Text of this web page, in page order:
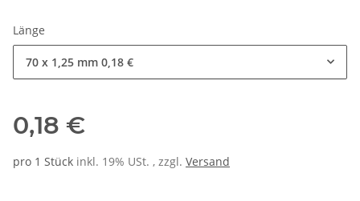
Länge
70 x 1,25 mm 0,18 €
0,18 €
pro 1 Stück inkl. 19% USt. , zzgl. Versand